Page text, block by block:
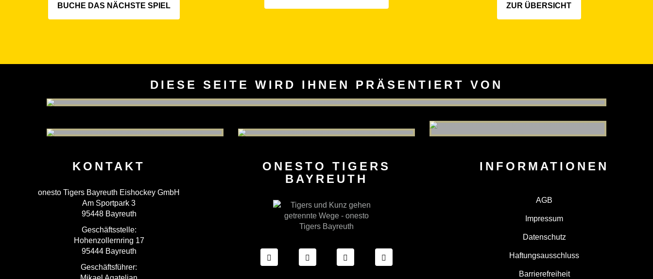
BUCHE DAS NÄCHSTE SPIEL ZUR ÜBERSICHT
DIESE SEITE WIRD IHNEN PRÄSENTIERT VON
KONTAKT
onesto Tigers Bayreuth Eishockey GmbH
Am Sportpark 3
95448 Bayreuth
Geschäftsstelle:
Hohenzollernring 17
95444 Bayreuth
Geschäftsführer:
ONESTO TIGERS
BAYREUTH
FACEBOOK ONESTO TIGERS BAYREUTH
INSTAGRAM ONESTO TIGERS BAYREUTH
TIKTOK ONESTO TIGERS BAYREUTH
LINKEDIN ONESTO TIGERS BAYREUTH
INFORMATIONEN
AGB
Impressum
Datenschutz
Haftungsausschluss
Barrierefreiheit